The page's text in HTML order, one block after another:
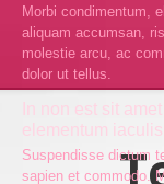
Morbi condimentum,
aliquam accumsan,
molestie arcu, ac
dolor ut tellus.
In non est sit
elementum
Suspendisse dictum
sapien et commodo.